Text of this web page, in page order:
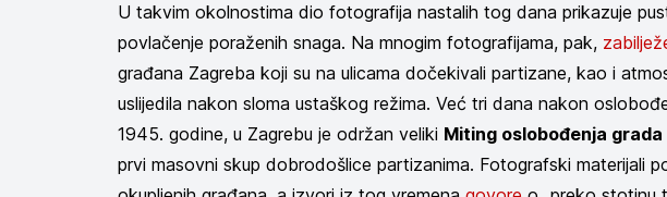
U takvim okolnostima dio fotografija nastalih tog dana prikazuje
povlačenje poraženih snaga. Na mnogim fotografijama, pak,
građana Zagreba koji su na ulicama dočekivali partizane, kao i
uslijedila nakon sloma ustaškog režima. Već tri dana nakon
1945. godine, u Zagrebu je održan veliki Miting oslobođenja grada
prvi masovni skup dobrodošlice partizanima. Fotografski materijali